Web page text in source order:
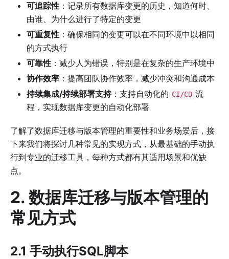
可追踪性 ：记录所有数据库变更的历史，知道何时、
由谁、为什么进行了特定的变更
可重复性 ：确保相同的变更可以在不同环境中以相同
的方式执行
可靠性 ：减少人为错误，特别是在复杂的生产环境中
协作效率 ：提高团队协作效率，减少冲突和沟通成本
持续集成/持续部署支持：支持自动化的 CI/CD 流
程，实现数据库变更的自动化部署
了解了数据库迁移与版本管理的重要性和业务场景后，接
下来我们将探讨几种常见的实现方式，从最基础的手动执
行到专业的迁移工具，每种方式都有其适用场景和优缺
点。
2. 数据库迁移与版本管理的
常见方式
2.1 手动执行SQL脚本